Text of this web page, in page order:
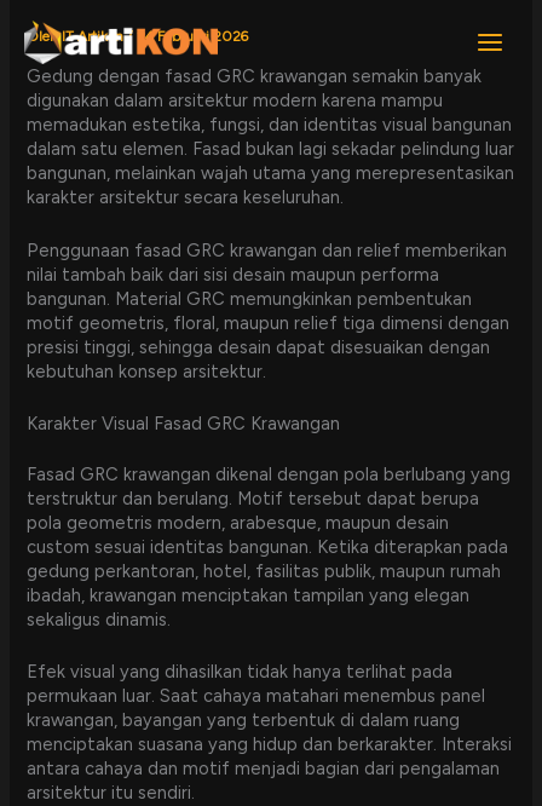
konten
OlehIT Artikon/ 24 Februari 2026
Gedung dengan fasad GRC krawangan semakin banyak
digunakan dalam arsitektur modern karena mampu
memadukan estetika, fungsi, dan identitas visual bangunan
dalam satu elemen. Fasad bukan lagi sekadar pelindung luar
bangunan, melainkan wajah utama yang merepresentasikan
karakter arsitektur secara keseluruhan.
Penggunaan fasad GRC krawangan dan relief memberikan
nilai tambah baik dari sisi desain maupun performa
bangunan. Material GRC memungkinkan pembentukan
motif geometris, floral, maupun relief tiga dimensi dengan
presisi tinggi, sehingga desain dapat disesuaikan dengan
kebutuhan konsep arsitektur.
Karakter Visual Fasad GRC Krawangan
Fasad GRC krawangan dikenal dengan pola berlubang yang
terstruktur dan berulang. Motif tersebut dapat berupa
pola geometris modern, arabesque, maupun desain
custom sesuai identitas bangunan. Ketika diterapkan pada
gedung perkantoran, hotel, fasilitas publik, maupun rumah
ibadah, krawangan menciptakan tampilan yang elegan
sekaligus dinamis.
Efek visual yang dihasilkan tidak hanya terlihat pada
permukaan luar. Saat cahaya matahari menembus panel
krawangan, bayangan yang terbentuk di dalam ruang
menciptakan suasana yang hidup dan berkarakter. Interaksi
antara cahaya dan motif menjadi bagian dari pengalaman
arsitektur itu sendiri.